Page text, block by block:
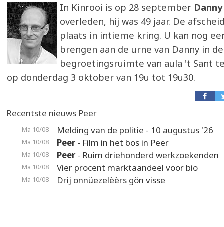
In Kinrooi is op 28 september
overleden, hij was 49 jaar. De
plaats in intieme kring. U kan nog
brengen aan de urne van Danny in de
begroetingsruimte van aula 't Sant
op donderdag 3 oktober van 19u tot 19u30.
Recentste nieuws Peer
Ma 10/08 Melding van de politie - 10 augustus '26
Ma 10/08 Peer- Film in het bos in Peer
Ma 10/08 Peer- Ruim driehonderd werkzoekenden
Ma 10/08 Vier procent marktaandeel voor bio
Ma 10/08 Drij onnüezelèèrs gön visse